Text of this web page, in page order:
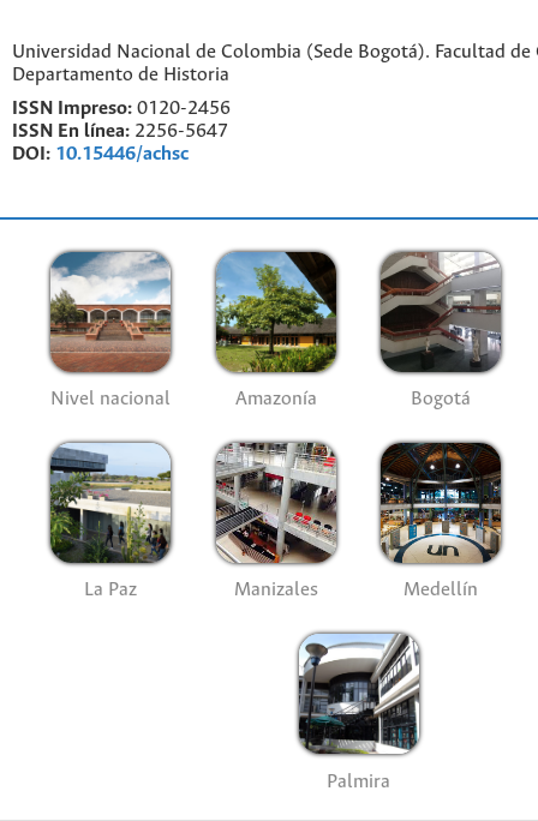
Universidad Nacional de Colombia (Sede Bogotá). Facultad de
Departamento de Historia
ISSN Impreso: 0120-2456
ISSN En línea: 2256-5647
DOI: 10.15446/achsc
Nivel nacional Amazonía Bogotá
La Paz Manizales Medellín
Palmira